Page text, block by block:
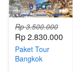
Rp 3.500.000
Rp 2.830.000
Paket Tour
Bangkok